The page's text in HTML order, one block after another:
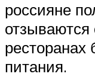
россияне
отзываются
ресторанах
питания.